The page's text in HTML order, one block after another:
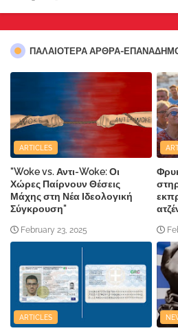
ΠΑΛΑΙΟΤΕΡΑ ΑΡΘΡΑ-
ARTICLES
"Woke vs. Αντι-Woke: Οι
Χώρες Παίρνουν Θέσεις
Μάχης στη Νέα Ιδεολογική
Σύγκρουση"
February 23, 2025
ARTICLES